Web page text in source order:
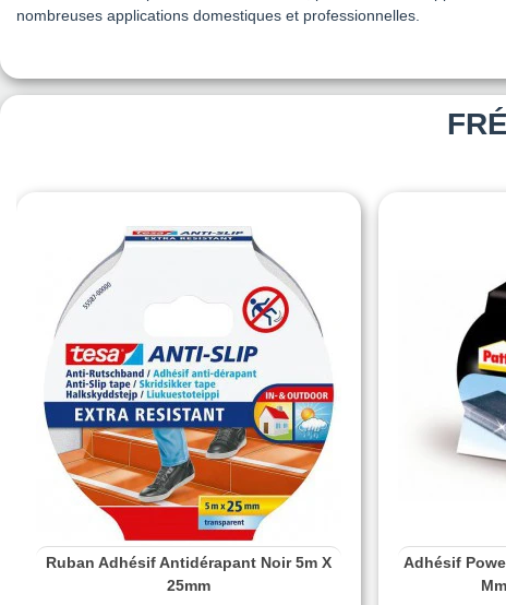
nombreuses applications domestiques et professionnelles.
Ruban Adhésif Antidérapant Noir 5m X
25mm
Adhésif